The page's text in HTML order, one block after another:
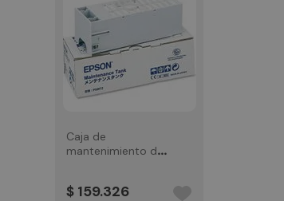
Caja de
mantenimiento de
$ 159.326